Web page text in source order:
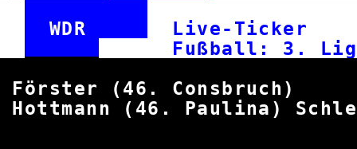
WDR
Live-Ticker
Fußball:
Förster (46.
Hottmann (46. Paulina)